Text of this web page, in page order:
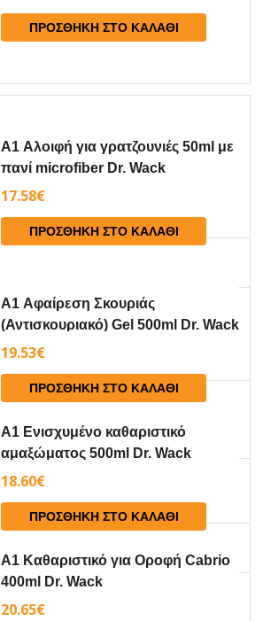
ΠΡΟΣΘΉΚΗ ΣΤΟ ΚΑΛΆΘΙ
A1 Αλοιφή για γρατζουνιές 50ml με
πανί microfiber Dr. Wack
17.58€
ΠΡΟΣΘΉΚΗ ΣΤΟ ΚΑΛΆΘΙ
A1 Αφαίρεση Σκουριάς
(Αντισκουριακό) Gel 500ml Dr. Wack
19.53€
ΠΡΟΣΘΉΚΗ ΣΤΟ ΚΑΛΆΘΙ
A1 Ενισχυμένο καθαριστικό
αμαξώματος 500ml Dr. Wack
18.60€
ΠΡΟΣΘΉΚΗ ΣΤΟ ΚΑΛΆΘΙ
A1 Καθαριστικό για Οροφή Cabrio
400ml Dr. Wack
20.65€